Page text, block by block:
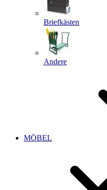
Briefkästen
Andere
MÖBEL